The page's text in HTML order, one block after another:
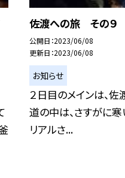
佐渡への旅 その９
公開日 2023/06/08
更新日 2023/06/08
お知らせ
２日目のメインは、
道の中は、さすがに寒
リアルさ...